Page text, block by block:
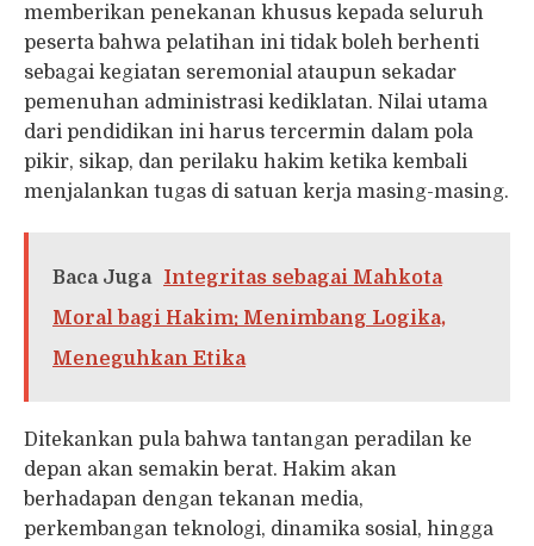
memberikan penekanan khusus kepada seluruh
peserta bahwa pelatihan ini tidak boleh berhenti
sebagai kegiatan seremonial ataupun sekadar
pemenuhan administrasi kediklatan. Nilai utama
dari pendidikan ini harus tercermin dalam pola
pikir, sikap, dan perilaku hakim ketika kembali
menjalankan tugas di satuan kerja masing-masing.
Baca Juga
Integritas sebagai Mahkota
Moral bagi Hakim: Menimbang Logika,
Meneguhkan Etika
Ditekankan pula bahwa tantangan peradilan ke
depan akan semakin berat. Hakim akan
berhadapan dengan tekanan media,
perkembangan teknologi, dinamika sosial, hingga